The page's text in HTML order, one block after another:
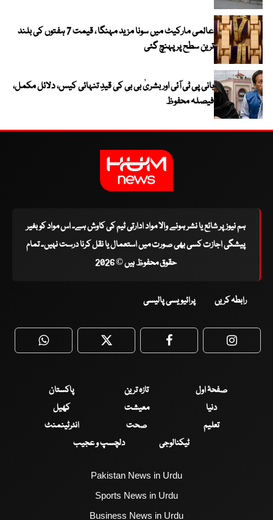
عالمی مارکیٹ میں سونا مزید مہنگا ، قیمت 7 ہفتوں کی بلند
ترین سطح پر پہنچ گئی
بانی پی ٹی آئی اور بشریٰ بی بی کی قیدِ تنہائی کیس، دلائل مکمل،
فیصلہ محفوظ
ہم نیوز پر شائع یا نشر ہونے والا مواد ادارتی ٹیم کی کاوش ہے۔ اس مواد کو بغیر
پیشگی اجازت کسی بھی صورت میں استعمال یا نقل کرنا درست نہیں۔ تمام
حقوق محفوظ ہیں © 2026
رابطہ کریں پرائیویسی پالیسی
WhatsApp Twitter Facebook
صفحۂ اول تازہ ترین
پاکستان
دنیا
معیشت
کھیل
تعلیم
صحت
انٹرٹینمنٹ
ٹیکنالوجی
دلچسپ و عجیب
Pakistan News in Urdu
Sports News in Urdu
Business News in Urdu